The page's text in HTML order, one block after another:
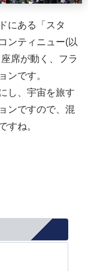
にある「スタ
ンティニュー(以
席が動く、フラ
ンです。
し、宇宙を旅す
ンですので、混
すね。